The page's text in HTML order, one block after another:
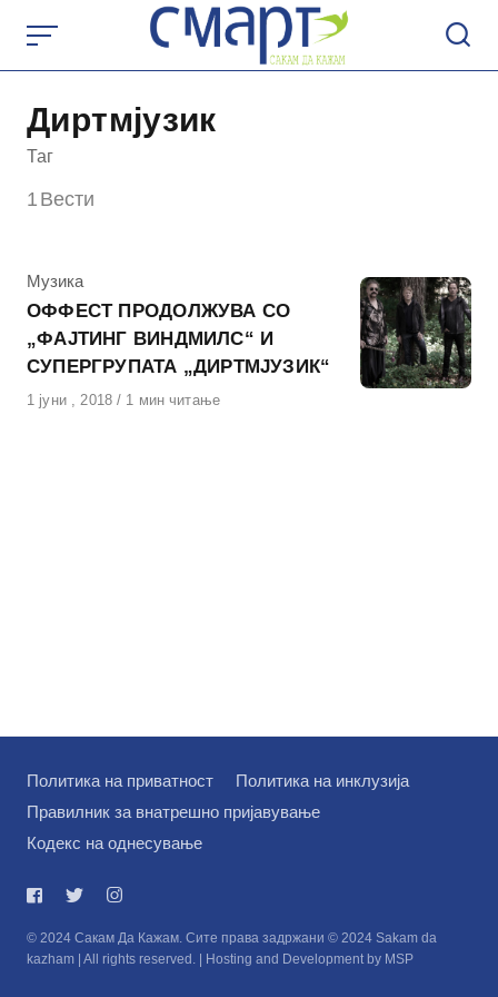
content
Диртмјузик
Таг
1 Вести
КАтегорија
Музика
ОФФЕСТ ПРОДОЛЖУВА СО
„ФАЈТИНГ ВИНДМИЛС“ И
СУПЕРГРУПАТА „ДИРТМЈУЗИК“
Објавено
1 јуни , 2018 1 мин читање
Политика на приватност
Политика на инклузија
Правилник за внатрешно пријавување
Кодекс на однесување
© 2024 Сакам Да Кажам. Сите права задржани © 2024 Sakam da
kazham | All rights reserved. | Hosting and Development by MSP